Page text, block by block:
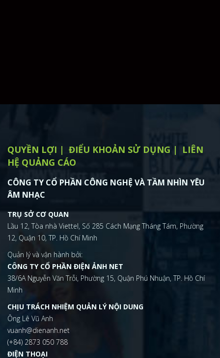
QUYỀN LỢI ĐIỂU KHOẢN SỬ DỤNG
LIÊN
HỆ QUẢNG CÁO
CÔNG TY CỔ PHẦN CÔNG NGHỆ VÀ TẦM NHÌN YÊU
ÂM NHẠC
TRỤ SỞ CƠ QUAN
Lầu 12, Tòa nhà Viettel, Số 285 Cách Mạng Tháng Tám, Phường
12, Quận 10, TP. Hồ Chí Minh
Quản lý và vận hành bởi:
CÔNG TY CỔ PHẦN ĐIỆN ẢNH NET
38/6A Nguyễn Văn Trỗi, Phường 15, Quận Phú Nhuận, TP. Hồ Chí
Minh
CHỊU TRÁCH NHIỆM QUẢN LÝ NỘI DUNG
Ông Lê Vũ Anh
vuanh@dienanh.net
(+84) 2873 050 788
ĐIỆN THOẠI